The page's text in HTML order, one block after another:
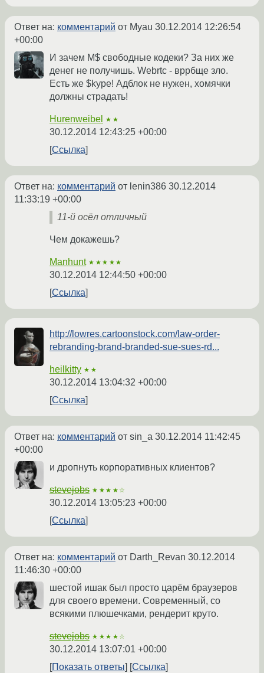
Ответ на: комментарий от Myau 30.12.2014 12:26:54
+00:00
И зачем M$ свободные кодеки? За них же
денег не получишь. Webrtc - вррбще зло.
Есть же $kype! Адблок не нужен, хомячки
должны страдать!
Hurenweibel ★★
30.12.2014 12:43:25 +00:00
Ссылка
Ответ на: комментарий от lenin386 30.12.2014
11:33:19 +00:00
11-й осёл отличный
Чем докажешь?
Manhunt ★★★★★
30.12.2014 12:44:50 +00:00
Ссылка
http://lowres.cartoonstock.com/law-order-
rebranding-brand-branded-sue-sues-rd...
heilkitty ★★
30.12.2014 13:04:32 +00:00
Ссылка
Ответ на: комментарий от sin_a 30.12.2014 11:42:45
+00:00
и дропнуть корпоративных клиентов?
stevejobs ★★★★☆
30.12.2014 13:05:23 +00:00
Ссылка
Ответ на: комментарий от Darth_Revan 30.12.2014
11:46:30 +00:00
шестой ишак был просто царём браузеров
для своего времени. Современный, со
всякими плюшечками, рендерит круто.
stevejobs ★★★★☆
30.12.2014 13:07:01 +00:00
Показать ответы
Ссылка